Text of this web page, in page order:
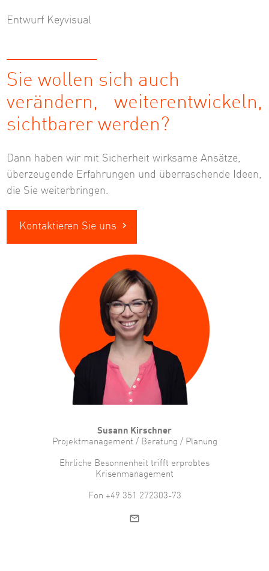
Entwurf Keyvisual
Sie wollen sich auch
verändern, weiterentwickeln,
sichtbarer werden?
Dann haben wir mit Sicherheit wirksame Ansätze,
überzeugende Erfahrungen und überraschende Ideen,
die Sie weiterbringen.
Kontaktieren Sie uns
Susann Kirschner
Projektmanagement / Beratung / Planung
Ehrliche Besonnenheit trifft erprobtes
Krisenmanagement
Fon +49 351 272303-73